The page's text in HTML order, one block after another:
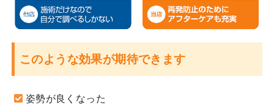
このような効果が期待できます
姿勢が良くなった